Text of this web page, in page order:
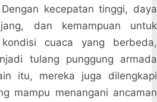
kecepatan tinggi, daya
dan kemampuan untuk
cuaca yang berbeda,
tulang punggung armada
itu, mereka juga dilengkapi
mampu menangani ancaman